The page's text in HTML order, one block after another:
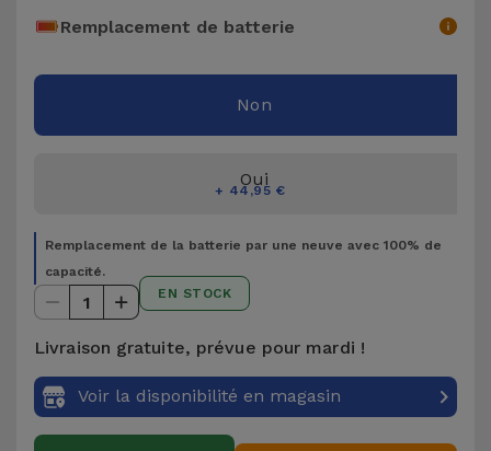
Accessoires
Mobilité,
Vélo
Accessoires
iPad et
Kids
Remplacement de batterie
Non
Oui
+ 44,95 €
Remplacement de la batterie par une neuve avec 100% de
capacité.
1 EN STOCK
Livraison gratuite, prévue pour mardi !
Voir la disponibilité en magasin